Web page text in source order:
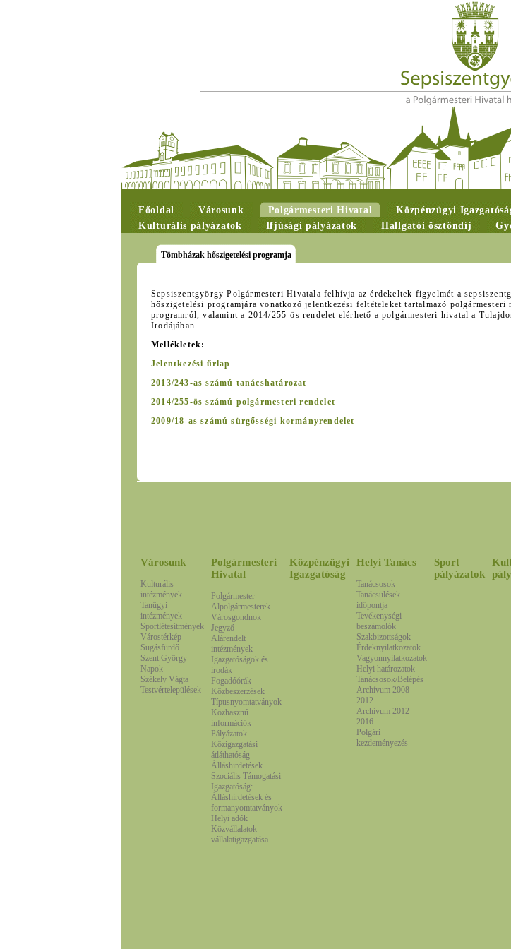
Főoldal Városunk Polgármesteri Hivatal Közpénzügyi
Kulturális pályázatok
Ifjúsági pályázatok Hallgatói ösztöndíj
Tömbházak hőszigetelési programja
Sepsiszentgyörgy Polgármesteri Hivatala felhívja az érdekeltek figyelmét a
hőszigetelési programjára vonatkozó jelentkezési feltételeket tartalmazó polgármesteri
programról, valamint a 2014/255-ös rendelet elérhető a polgármesteri hivatal a
Irodájában.
Mellékletek:
Jelentkezési űrlap
2013/243-as számú tanácshatározat
2014/255-ös számú polgármesteri rendelet
2009/18-as számú sürgősségi kormányrendelet
Városunk
Kulturális
intézmények
Tanügyi
intézmények
Sportlétesítmények
Várostérkép
Sugásfürdő
Szent György
Napok
Székely Vágta
Testvértelepülések
Polgármesteri
Hivatal
Polgármester
Alpolgármesterek
Városgondnok
Jegyző
Alárendelt
intézmények
Igazgatóságok és
irodák
Fogadóórák
Közbeszerzések
Típusnyomtatványok
Közhasznú
információk
Pályázatok
Közigazgatási
átláthatóság
Álláshirdetések
Szociális Támogatási
Igazgatóság:
Álláshirdetések és
formanyomtatványok
Helyi adók
Közvállalatok
vállalatigazgatása
Közpénzügyi
Igazgatóság
Helyi Tanács
Tanácsosok
Tanácsülések
időpontja
Tevékenységi
beszámolók
Szakbizottságok
Érdeknyilatkozatok
Vagyonnyilatkozatok
Helyi határozatok
Tanácsosok/Belépés
Archívum 2008-
2012
Archívum 2012-
2016
Polgári
kezdeményezés
Sport
pályázatok